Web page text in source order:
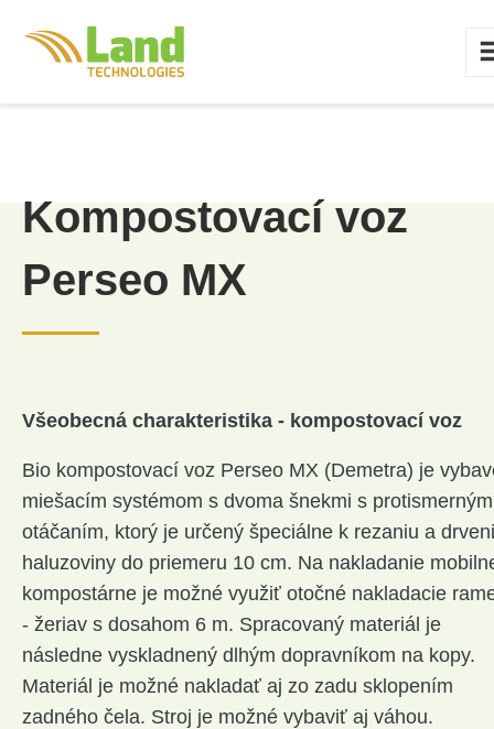
Kompostovací voz
Perseo MX
Všeobecná charakteristika - kompostovací voz
Bio kompostovací voz Perseo MX (Demetra) je
miešacím systémom s dvoma šnekmi s protismerným
otáčaním, ktorý je určený špeciálne k rezaniu a
haluzoviny do priemeru 10 cm. Na nakladanie
kompostárne je možné využiť otočné nakladacie
- žeriav s dosahom 6 m. Spracovaný materiál je
následne vyskladnený dlhým dopravníkom na kopy.
Materiál je možné nakladať aj zo zadu sklopením
zadného čela. Stroj je možné vybaviť aj váhou.